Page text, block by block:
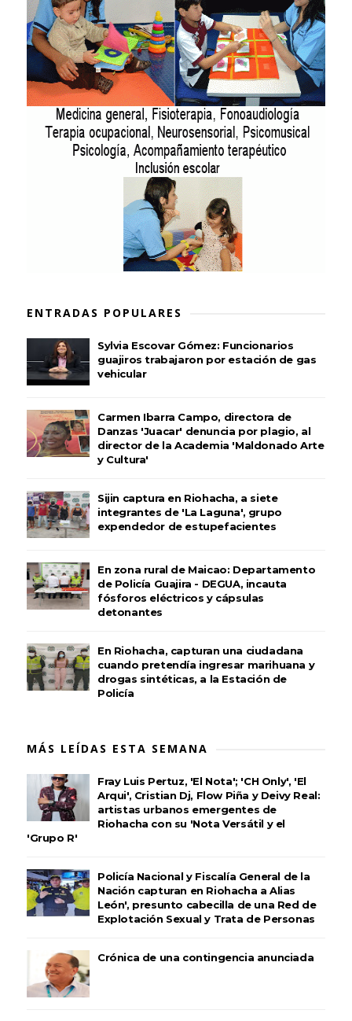
ENTRADAS POPULARES
Sylvia Escovar Gómez: Funcionarios
guajiros trabajaron por estación de gas
vehicular
Carmen Ibarra Campo, directora de
Danzas 'Juacar' denuncia por plagio, al
director de la Academia 'Maldonado Arte
y Cultura'
Sijin captura en Riohacha, a siete
integrantes de 'La Laguna', grupo
expendedor de estupefacientes
En zona rural de Maicao: Departamento
de Policía Guajira - DEGUA, incauta
fósforos eléctricos y cápsulas
detonantes
En Riohacha, capturan una ciudadana
cuando pretendía ingresar marihuana y
drogas sintéticas, a la Estación de
Policía
MÁS LEÍDAS ESTA SEMANA
Fray Luis Pertuz, 'El Nota'; 'CH Only', 'El
Arqui', Cristian Dj, Flow Piña y Deivy Real:
artistas urbanos emergentes de
Riohacha con su 'Nota Versátil y el
'Grupo R'
Policía Nacional y Fiscalía General de la
Nación capturan en Riohacha a Alias
León', presunto cabecilla de una Red de
Explotación Sexual y Trata de Personas
Crónica de una contingencia anunciada